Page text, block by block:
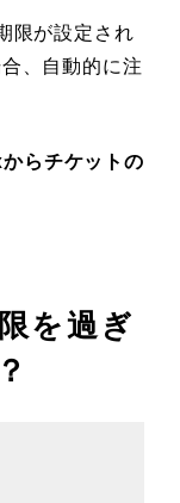
限が設定され
、自動的に注
らチケットの
を過ぎ